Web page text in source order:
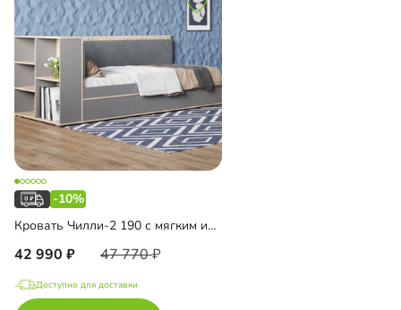
-10%
Кровать Чилли-2 190 с мягким изголовьем
42 990 47 770
Доступно для доставки